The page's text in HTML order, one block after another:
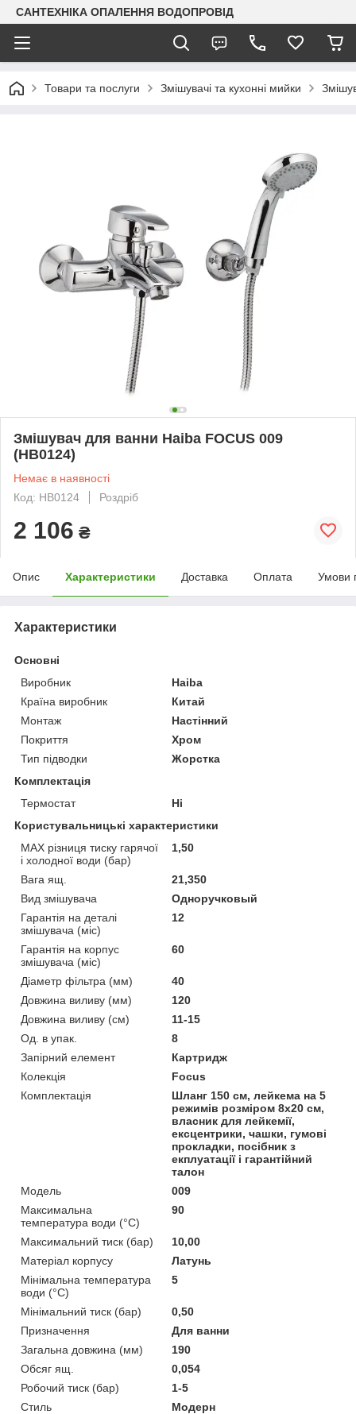
САНТЕХНІКА ОПАЛЕННЯ ВОДОПРОВІД
Товари та послуги Змішувачі та кухонні мийки
Змішувач для ванни Haiba FOCUS 009
(HB0124)
Немає в наявності
Код: HB0124
Роздріб
2 106 ₴
Опис Характеристики Доставка Оплата Умови
Характеристики
Основні
Виробник
Haiba
Країна виробник
Китай
Монтаж
Настінний
Покриття
Хром
Тип підводки
Жорстка
Комплектація
Термостат
Ні
Користувальницькі характеристики
MAX різниця тиску гарячої
і холодної води (бар)
1,50
Вага ящ.
21,350
Вид змішувача
Одноручковый
Гарантія на деталі
змішувача (міс)
12
Гарантія на корпус
змішувача (міс)
60
Діаметр фільтра (мм)
40
Довжина виливу (мм)
120
Довжина виливу (см)
11-15
Од. в упак.
8
Запірний елемент
Картридж
Колекція
Focus
Комплектація
Шланг 150 см, лейкема на 5
режимів розміром 8х20 см,
власник для лейкемії,
ексцентрики, чашки, гумові
прокладки, посібник з
екплуатації і гарантійний
талон
Мoдель
009
Максимальна
температура води (°C)
90
Максимальний тиск (бар)
10,00
Матеріал корпусу
Латунь
Мінімальна температура
води (°C)
5
Мінімальний тиск (бар)
0,50
Призначення
Для ванни
Загальна довжина (мм)
190
Обсяг ящ.
0,054
Робочий тиск (бар)
1-5
Стиль
Модерн